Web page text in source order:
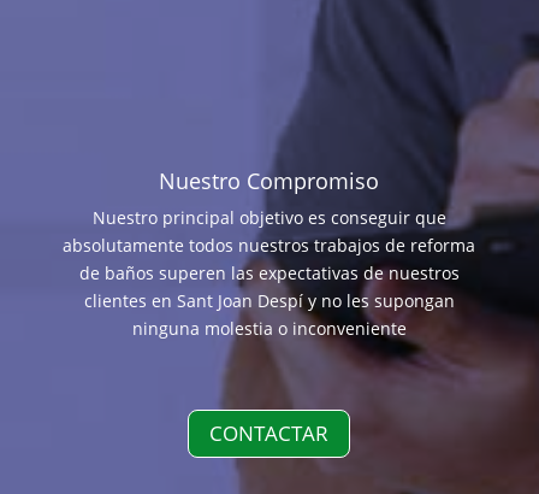
Nuestro Compromiso
Nuestro principal objetivo es conseguir que
absolutamente todos nuestros trabajos de reforma
de baños superen las expectativas de nuestros
clientes en Sant Joan Despí y no les supongan
ninguna molestia o inconveniente
CONTACTAR